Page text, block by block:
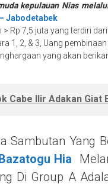
kepulauan Nias
Jabodetabek
Rp 7,5 juta yang terdiri dari
1, 2, & 3, Uang pembinaan
yang akan
Cabe Ilir Adakan
Sambutan Yang
Hia
Di Group A